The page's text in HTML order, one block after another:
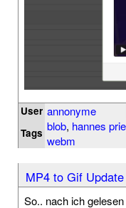
User annonyme
Tags blob, hannes
webm
MP4 to Gif Update
So.. nach ich